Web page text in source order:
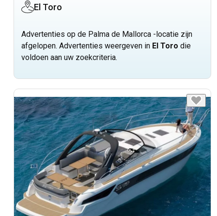
El Toro
Advertenties op de Palma de Mallorca -locatie zijn
afgelopen. Advertenties weergeven in El Toro die
voldoen aan uw zoekcriteria.